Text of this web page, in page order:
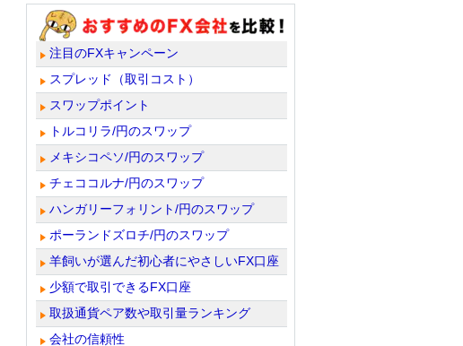
注目のFXキャンペーン
スプレッド（取引コスト）
スワップポイント
トルコリラ/円のスワップ
メキシコペソ/円のスワップ
チェココルナ/円のスワップ
ハンガリーフォリント/円のスワップ
ポーランドズロチ/円のスワップ
羊飼いが選んだ初心者にやさしいFX口座
少額で取引できるFX口座
取扱通貨ペア数や取引量ランキング
会社の信頼性